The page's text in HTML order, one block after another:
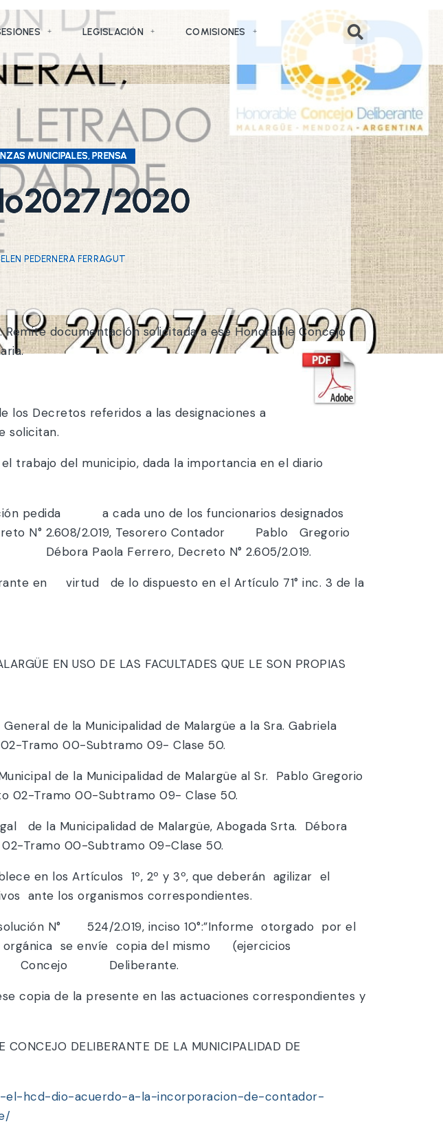
LEGISLACIÓN COMISIONES
MUNICIPALES, PRENSA
2020
PEDERNERA FERRAGUT
documentación solicitada a ese Honorable Concejo
los Decretos referidos a las designaciones a
solicitan.
trabajo del municipio, dada la importancia en el diario
pedida a cada uno de los funcionarios designados
N° 2.608/2.019, Tesorero Contador Pablo Gregorio
Débora Paola Ferrero, Decreto N° 2.605/2.019.
en virtud de lo dispuesto en el Artículo 71° inc. 3 de la
EN USO DE LAS FACULTADES QUE LE SON PROPIAS
de la Municipalidad de Malargüe a la Sra. Gabriela
02-Tramo 00-Subtramo 09- Clase 50.
de la Municipalidad de Malargüe al Sr. Pablo Gregorio
02-Tramo 00-Subtramo 09- Clase 50.
de la Municipalidad de Malargüe, Abogada Srta. Débora
02-Tramo 00-Subtramo 09-Clase 50.
en los Artículos 1º, 2º y 3º, que deberán agilizar el
ante los organismos correspondientes.
N° 524/2.019, inciso 10°:”Informe otorgado por el
orgánica se envíe copia del mismo (ejercicios
Concejo Deliberante.
copia de la presente en las actuaciones correspondientes y
DELIBERANTE DE LA MUNICIPALIDAD DE
el-hcd-dio-acuerdo-a-la-incorporacion-de-contador-